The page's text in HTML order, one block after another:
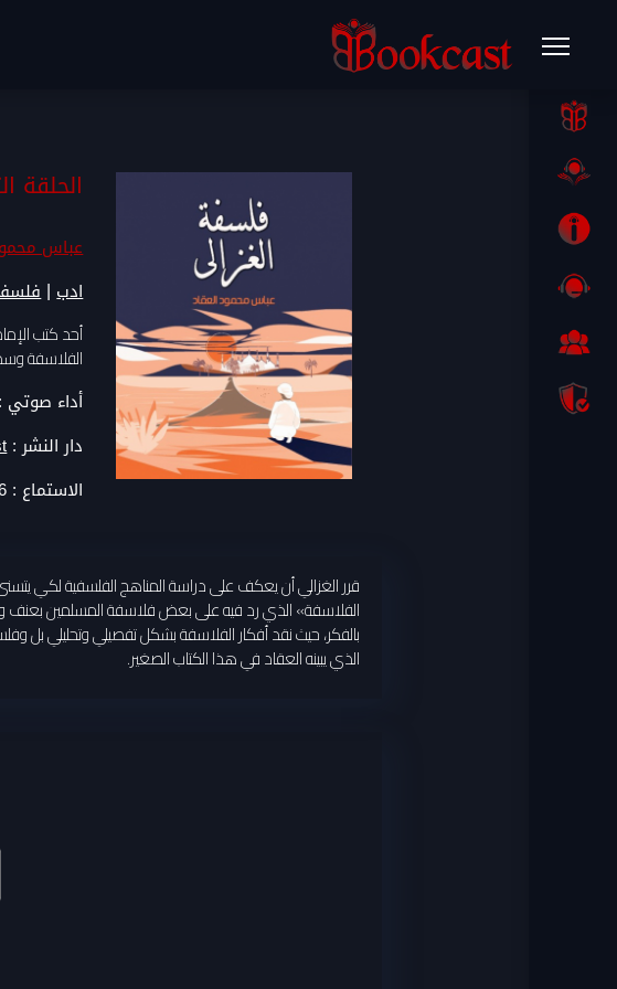
الحلقة
عباس
ادب|
أحد كتب
الفلاسفة
أداء
دار النشر :
الاستماع :
قرر الغزالي أن يعكف على دراسة المناهج الفلسفية لكي
الفلاسفة» الذي رد فيه على بعض فلاسفة المسلمين بعنف
بالفكر، حيث نقد أفكار الفلاسفة بشكل تفصيلي وتحليلي
الذي يبينه العقاد في هذا الكتاب الصغير.